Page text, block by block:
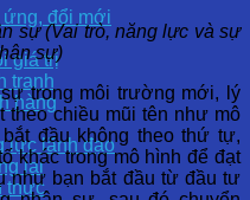
đổi mới
giá trị
tranh
hàng
lực lãnh đạo
lai
thực
sự (Vai trò, năng lực và sự
sự)
trong môi trường mới, lý
chiều mũi tên như mô
đầu không theo thứ tự,
khác trong mô hình để đạt
như bạn bắt đầu từ đầu tư